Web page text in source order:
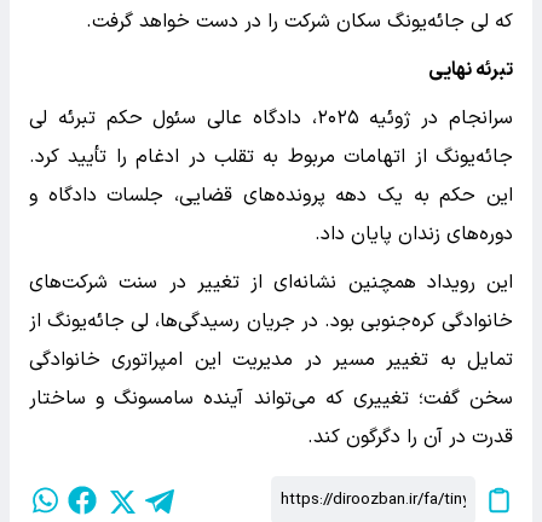
که لی جائه‌یونگ سکان شرکت را در دست خواهد گرفت.
تبرئه نهایی
سرانجام در ژوئیه ۲۰۲۵، دادگاه عالی سئول حکم تبرئه لی
جائه‌یونگ از اتهامات مربوط به تقلب در ادغام را تأیید کرد.
این حکم به یک دهه پرونده‌های قضایی، جلسات دادگاه و
دوره‌های زندان پایان داد.
این رویداد همچنین نشانه‌ای از تغییر در سنت شرکت‌های
خانوادگی کره‌جنوبی بود. در جریان رسیدگی‌ها، لی جائه‌یونگ از
تمایل به تغییر مسیر در مدیریت این امپراتوری خانوادگی
سخن گفت؛ تغییری که می‌تواند آینده سامسونگ و ساختار
قدرت در آن را دگرگون کند.